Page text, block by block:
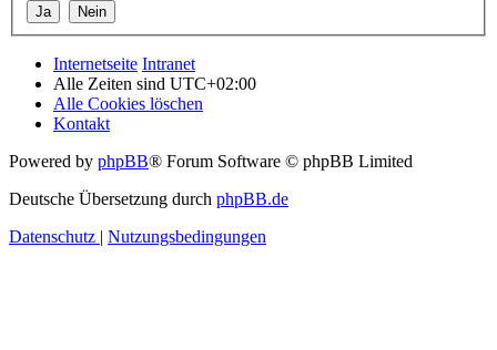
Internetseite Intranet
Alle Zeiten sind UTC+02:00
Alle Cookies löschen
Kontakt
Powered by phpBB® Forum Software © phpBB Limited
Deutsche Übersetzung durch phpBB.de
Datenschutz | Nutzungsbedingungen